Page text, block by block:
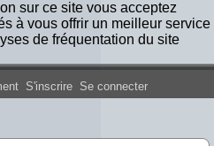
sur ce site vous acceptez
à vous offrir un meilleur service
de fréquentation du site
France
S'inscrire Se connecter